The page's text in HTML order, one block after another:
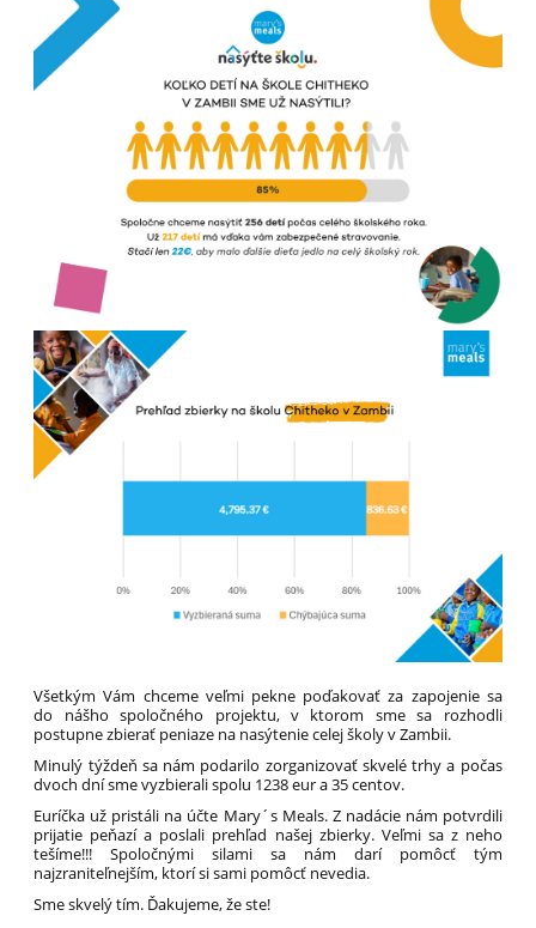
Všetkým Vám chceme veľmi pekne poďakovať za zapojenie sa
do nášho spoločného projektu, v ktorom sme sa rozhodli
postupne zbierať peniaze na nasýtenie celej školy v Zambii.
Minulý týždeň sa nám podarilo zorganizovať skvelé trhy a počas
dvoch dní sme vyzbierali spolu 1238 eur a 35 centov.
Euríčka už pristáli na účte Mary´s Meals. Z nadácie nám potvrdili
prijatie peňazí a poslali prehľad našej zbierky. Veľmi sa z neho
tešíme!!! Spoločnými silami sa nám darí pomôcť tým
najzraniteľnejším, ktorí si sami pomôcť nevedia.
Sme skvelý tím. Ďakujeme, že ste!